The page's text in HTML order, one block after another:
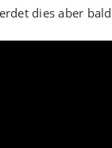
dies aber